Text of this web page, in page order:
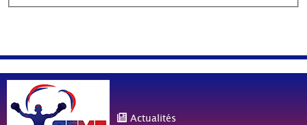
Actualités